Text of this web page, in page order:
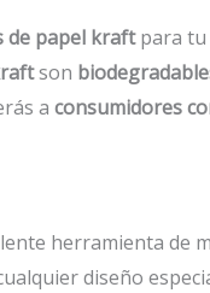
de papel kraftpara tu
son
a consumidores
herramienta de
diseño